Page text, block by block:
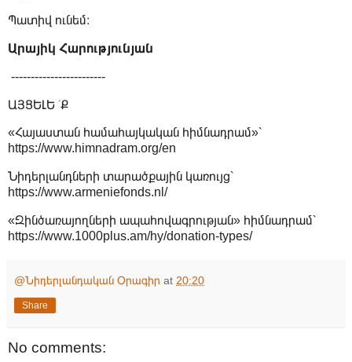
Պատիվ ունեմ։
Արայիկ Հարությունյան
------------------------
ԱՅՑԵԼԵ ՛Ք
«Հայաստան համահայկական հիմնադրամ»՝
https://www.himnadram.org/en
Նիդերլանդների տարածքային կառույց՝
https://www.armeniefonds.nl/
«Զինծառայողների ապահովագրության» հիմնադրամ՝
https://www.1000plus.am/hy/donation-types/
@Նիդերլանդական Օրագիր at 20:20
Share
No comments: